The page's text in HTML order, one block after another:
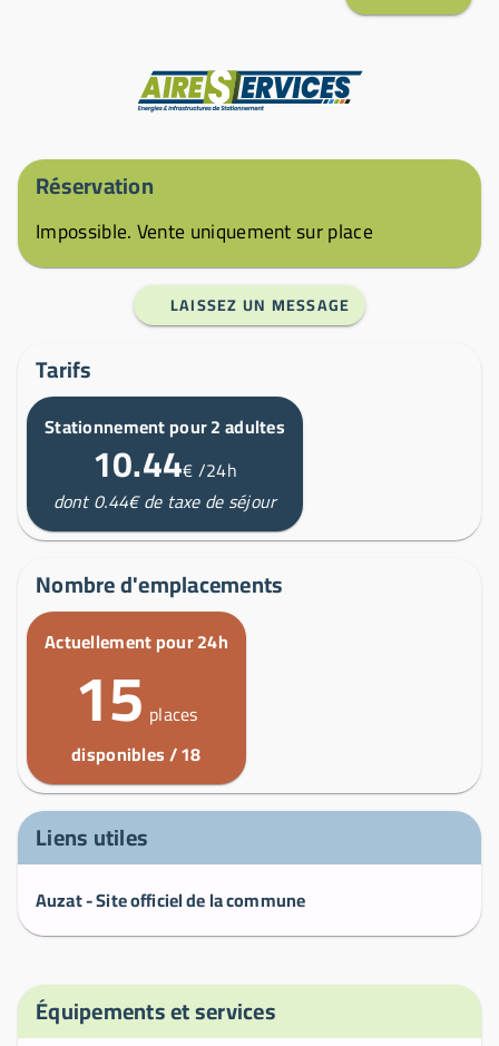
Réservation
Impossible. Vente uniquement sur place
LAISSEZ UN MESSAGE
Tarifs
Stationnement pour 2 adultes
10.44€/24h
dont 0.44€ de taxe de séjour
Nombre d'emplacements
Actuellement pour 24h
15 places
disponibles / 18
Liens utiles
Auzat - Site officiel de la commune
Équipements et services